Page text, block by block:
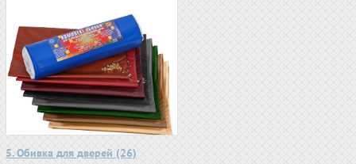
5. Обивка для дверей (26)